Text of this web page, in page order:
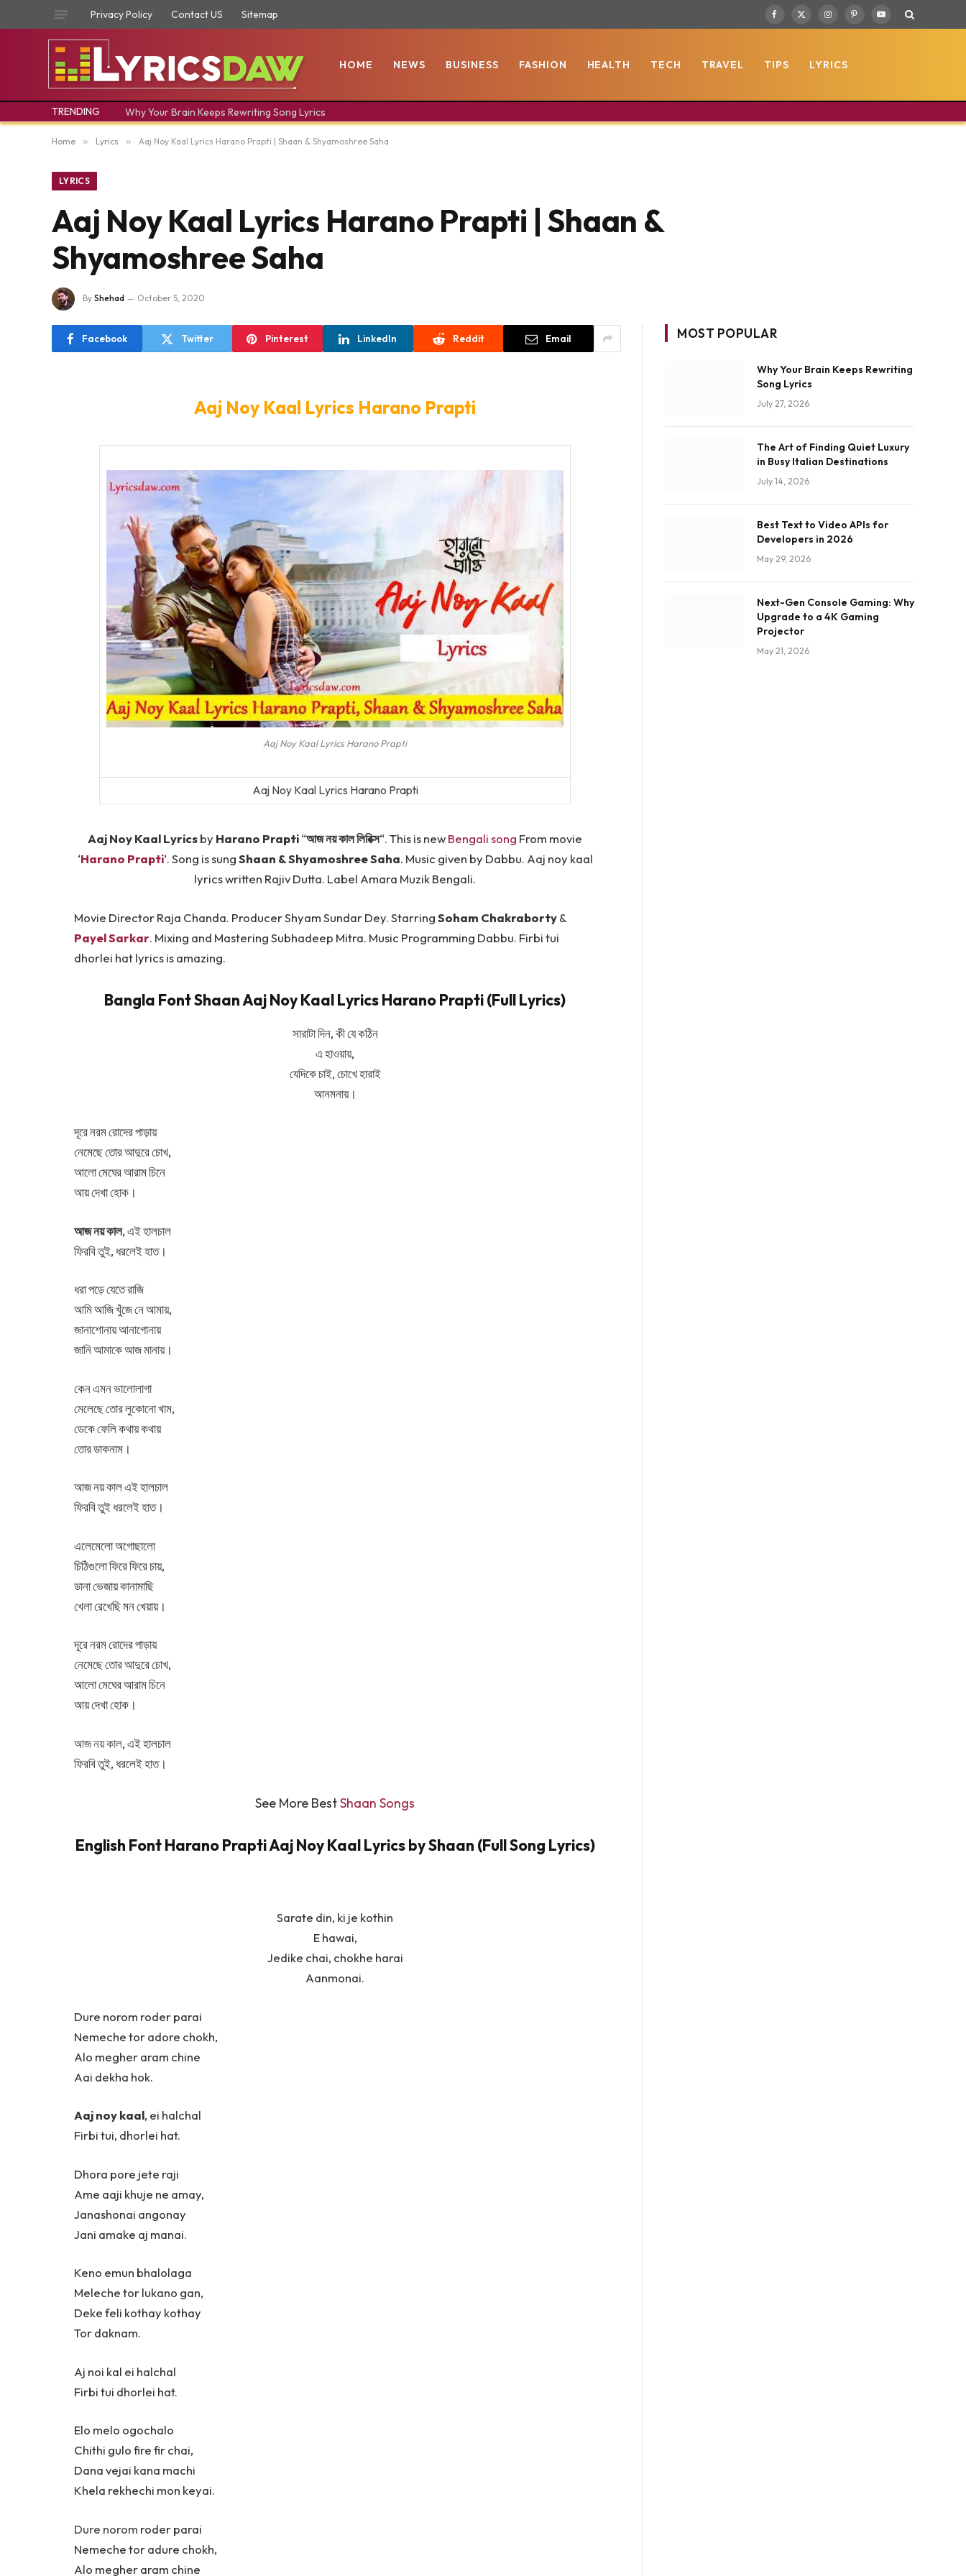
Privacy Policy Contact US Sitemap Facebook
X
InstagramPinterestYouTube
HOME NEWS BUSINESS FASHION HEALTH TECH TRAVEL TIPS LYRICS
TRENDING Why Your Brain Keeps Rewriting Song Lyrics
Home » Lyrics » Aaj Noy Kaal Lyrics Harano Prapti | Shaan & Shyamoshree Saha
LYRICS
Aaj Noy Kaal Lyrics Harano Prapti | Shaan &
Shyamoshree Saha
By Shehad October 5, 2020
Facebook Twitter Pinterest LinkedIn Reddit Email
Aaj Noy Kaal Lyrics Harano Prapti
Aaj Noy Kaal Lyrics Harano Prapti
Aaj Noy Kaal Lyrics Harano Prapti
Aaj Noy Kaal Lyricsby Harano Prapti“আজ নয় কাল লিরিক্স“. This is newBengali song From movie
‘Harano Prapti‘. Song is sungShaan & Shyamoshree Saha. Music given by Dabbu. Aaj noy kaal
lyrics written Rajiv Dutta. Label Amara Muzik Bengali.
Movie Director Raja Chanda. Producer Shyam Sundar Dey. StarringSoham Chakraborty&
Payel Sarkar. Mixing and Mastering Subhadeep Mitra. Music Programming Dabbu. Firbi tui
dhorlei hat lyrics is amazing.
Bangla Font Shaan Aaj Noy Kaal Lyrics Harano Prapti (Full Lyrics)
সারাটা দিন, কী যে কঠিন
এ হাওয়ায়,
যেদিকে চাই, চোখে হারাই
আনমনায়।
দূরে নরম রোদের পাড়ায়
নেমেছে তোর আদুরে চোখ,
আলো মেঘের আরাম চিনে
আয় দেখা হোক।
আজ নয় কাল, এই হালচাল
ফিরবি তুই, ধরলেই হাত।
ধরা পড়ে যেতে রাজি
আমি আজি খুঁজে নে আমায়,
জানাশোনায় আনাগোনায়
জানি আমাকে আজ মানায়।
কেন এমন ভালোলাগা
মেলেছে তোর লুকোনো খাম,
ডেকে ফেলি কথায় কথায়
তোর ডাকনাম।
আজ নয় কাল এই হালচাল
ফিরবি তুই ধরলেই হাত।
এলেমেলো অগোছালো
চিঠিগুলো ফিরে ফিরে চায়,
ডানা ভেজায় কানামাছি
খেলা রেখেছি মন খেয়ায়।
দূরে নরম রোদের পাড়ায়
নেমেছে তোর আদুরে চোখ,
আলো মেঘের আরাম চিনে
আয় দেখা হোক।
আজ নয় কাল, এই হালচাল
ফিরবি তুই, ধরলেই হাত।
See More BestShaan Songs
English Font Harano Prapti Aaj Noy Kaal Lyrics by Shaan (Full Song Lyrics)
Sarate din, ki je kothin
E hawai,
Jedike chai, chokhe harai
Aanmonai.
Dure norom roder parai
Nemeche tor adore chokh,
Alo megher aram chine
Aai dekha hok.
Aaj noy kaal, ei halchal
Firbi tui, dhorlei hat.
Dhora pore jete raji
Ame aaji khuje ne amay,
Janashonai angonay
Jani amake aj manai.
Keno emun bhalolaga
Meleche tor lukano gan,
Deke feli kothay kothay
Tor daknam.
Aj noi kal ei halchal
Firbi tui dhorlei hat.
Elo melo ogochalo
Chithi gulo fire fir chai,
Dana vejai kana machi
Khela rekhechi mon keyai.
Dure norom roder parai
Nemeche tor adure chokh,
Alo megher aram chine
MOST POPULAR
Why Your Brain Keeps Rewriting
Song Lyrics
July 27, 2026
The Art of Finding Quiet Luxury
in Busy Italian Destinations
July 14, 2026
Best Text to Video APIs for
Developers in 2026
May 29, 2026
Next-Gen Console Gaming: Why
Upgrade to a 4K Gaming
Projector
May 21, 2026